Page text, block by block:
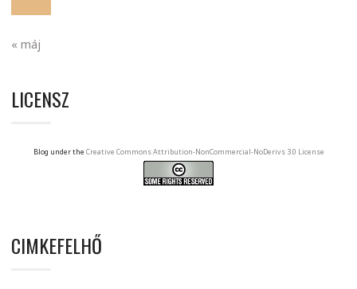
« máj
LICENSZ
Blog under the Creative Commons Attribution-NonCommercial-NoDerivs 3.0 License
CIMKEFELHŐ